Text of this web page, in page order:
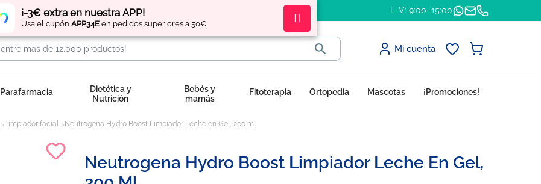
¡-3€ extra en nuestra APP!
Usa el cupón APP34E en pedidos superiores a 50€
Regístratey obtén L–V: 9:00–15:00
 Mi cuenta
Parafarmacia
Dietética y
Nutrición
Bebés y
mamás
Fitoterapia Ortopedia Mascotas ¡Promociones!
Limpiador facial Neutrogena Hydro Boost Limpiador Leche en Gel, 200 ml
Neutrogena Hydro Boost Limpiador Leche En Gel,